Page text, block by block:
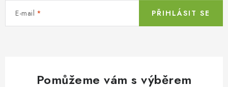
E-mail PŘIHLÁSIT SE
Pomůžeme vám s výběrem